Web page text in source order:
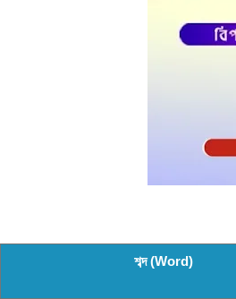
শব্দ (Word)